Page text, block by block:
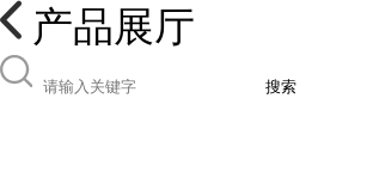
产品展厅
搜索